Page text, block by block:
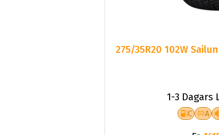
275/35R20 102W
1-3 Dagars
C A